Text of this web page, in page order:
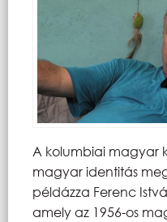
A kolumbiai magyar
magyar identitás
példázza Ferenc
amely az 1956-os